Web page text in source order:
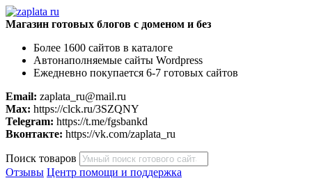
Магазин готовых блогов с доменом и без
Более 1600 сайтов в каталоге
Автонаполняемые сайты Wordpress
Ежедневно покупается 6-7 готовых сайтов
Email: zaplata_ru@mail.ru
Max: https://clck.ru/3SZQNY
Telegram: https://t.me/fgsbankd
Вконтакте: https://vk.com/zaplata_ru
Поиск товаров
Отзывы Центр помощи и поддержка